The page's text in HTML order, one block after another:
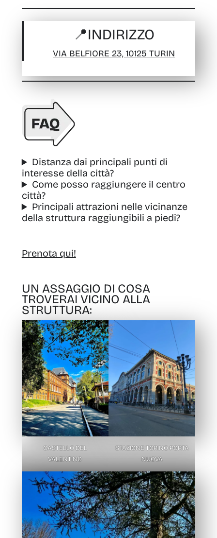
📍INDIRIZZO
VIA BELFIORE 23, 10125 TURIN
Distanza dai principali punti di
interesse della città?
Come posso raggiungere il centro
città?
Principali attrazioni nelle vicinanze
della struttura raggiungibili a piedi?
Prenota qui!
UN ASSAGGIO DI COSA
TROVERAI VICINO ALLA
STRUTTURA:
CASTELLO DEL
VALENTINO
STAZIONE TORINO PORTA
NUOVA